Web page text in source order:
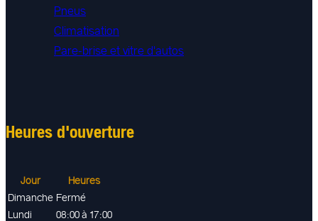
Pneus
Climatisation
Pare-brise et vitre d'autos
Heures d'ouverture
Jour
Heures
Dimanche Fermé
Lundi
08:00 à 17:00